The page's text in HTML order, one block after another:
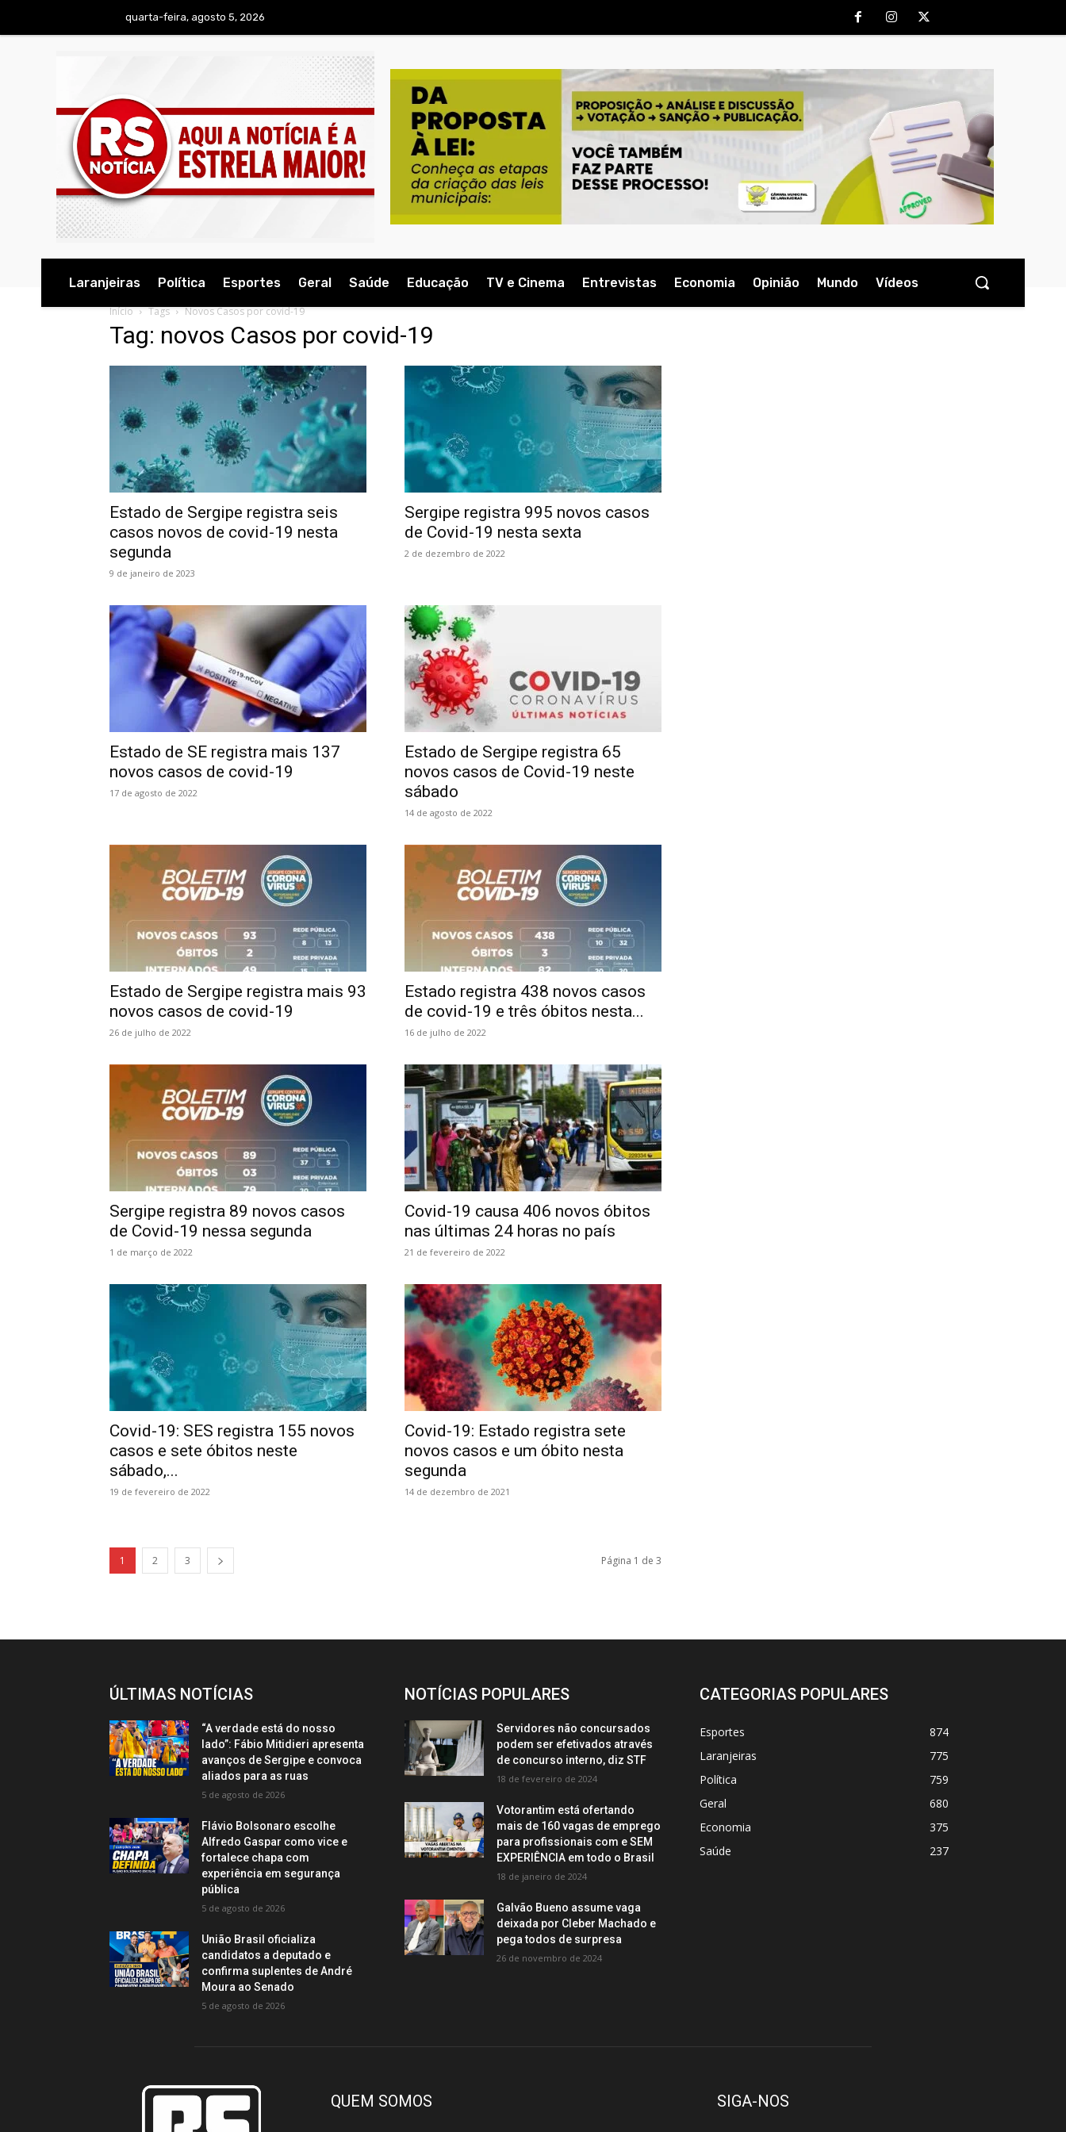
quarta-feira, agosto 5, 2026
Laranjeiras Política Esportes Geral Saúde Educação TV e Cinema Entrevistas Economia Opinião Mundo Vídeos
Início Tags Novos Casos por covid-19
Tag: novos Casos por covid-19
Estado de Sergipe registra seis
casos novos de covid-19 nesta
segunda
9 de janeiro de 2023
Sergipe registra 995 novos casos
de Covid-19 nesta sexta
2 de dezembro de 2022
Estado de SE registra mais 137
novos casos de covid-19
17 de agosto de 2022
Estado de Sergipe registra 65
novos casos de Covid-19 neste
sábado
14 de agosto de 2022
Estado de Sergipe registra mais 93
novos casos de covid-19
26 de julho de 2022
Estado registra 438 novos casos
de covid-19 e três óbitos nesta...
16 de julho de 2022
Sergipe registra 89 novos casos
de Covid-19 nessa segunda
1 de março de 2022
Covid-19 causa 406 novos óbitos
nas últimas 24 horas no país
21 de fevereiro de 2022
Covid-19: SES registra 155 novos
casos e sete óbitos neste
sábado,...
19 de fevereiro de 2022
Covid-19: Estado registra sete
novos casos e um óbito nesta
segunda
14 de dezembro de 2021
1 2 3 Página 1 de 3
ÚLTIMAS NOTÍCIAS
“A verdade está do nosso
lado”: Fábio Mitidieri apresenta
avanços de Sergipe e convoca
aliados para as ruas
5 de agosto de 2026
Flávio Bolsonaro escolhe
Alfredo Gaspar como vice e
fortalece chapa com
experiência em segurança
pública
5 de agosto de 2026
União Brasil oficializa
candidatos a deputado e
confirma suplentes de André
Moura ao Senado
5 de agosto de 2026
NOTÍCIAS POPULARES
Servidores não concursados
podem ser efetivados através
de concurso interno, diz STF
18 de fevereiro de 2024
Votorantim está ofertando
mais de 160 vagas de emprego
para profissionais com e SEM
EXPERIÊNCIA em todo o Brasil
18 de janeiro de 2024
Galvão Bueno assume vaga
deixada por Cleber Machado e
pega todos de surpresa
26 de novembro de 2024
CATEGORIAS POPULARES
Esportes
874
Laranjeiras
775
Política
759
Geral
680
Economia
375
Saúde
237
QUEM SOMOS SIGA-NOS